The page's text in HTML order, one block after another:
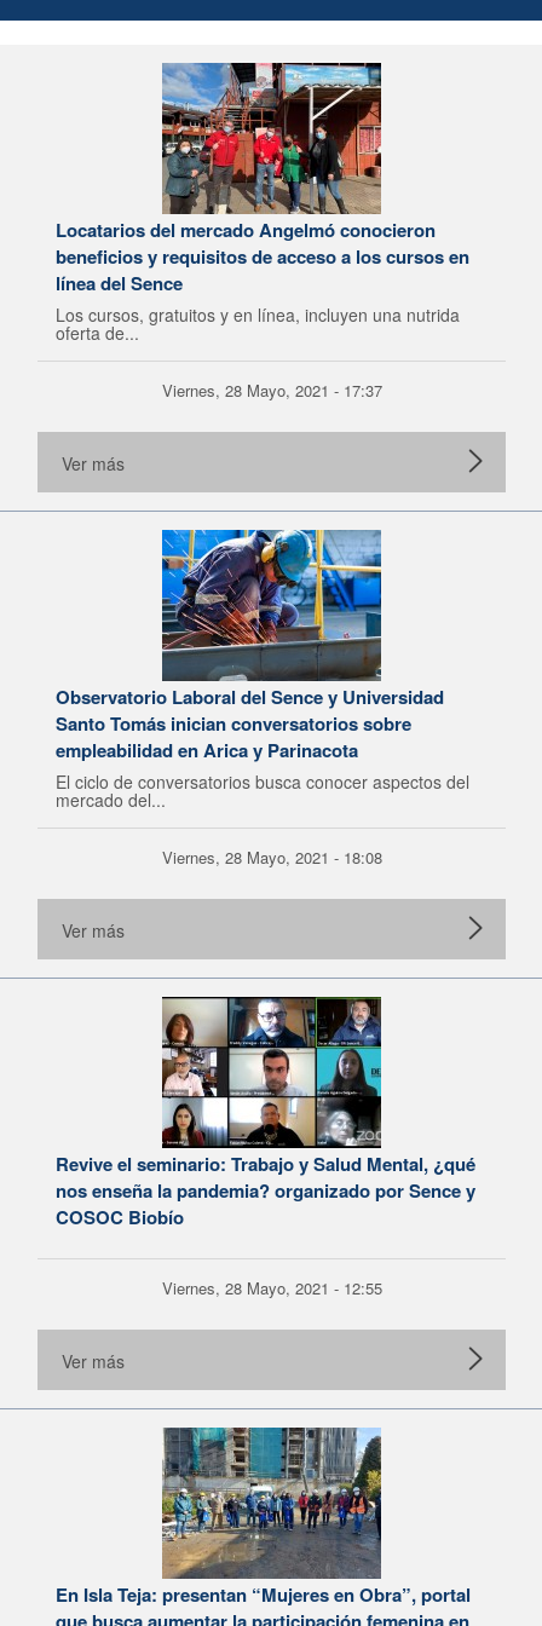
Locatarios del mercado Angelmó conocieron
beneficios y requisitos de acceso a los cursos en
línea del Sence
Los cursos, gratuitos y en línea, incluyen una nutrida
oferta de...
Viernes, 28 Mayo, 2021 - 17:37
Ver más
Observatorio Laboral del Sence y Universidad
Santo Tomás inician conversatorios sobre
empleabilidad en Arica y Parinacota
El ciclo de conversatorios busca conocer aspectos del
mercado del...
Viernes, 28 Mayo, 2021 - 18:08
Ver más
Revive el seminario: Trabajo y Salud Mental, ¿qué
nos enseña la pandemia? organizado por Sence y
COSOC Biobío
Viernes, 28 Mayo, 2021 - 12:55
Ver más
En Isla Teja: presentan “Mujeres en Obra”, portal